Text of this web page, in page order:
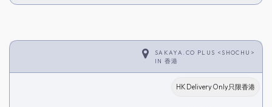
SAKAYA.CO PLUS <SHOCHU>
IN 香港
HK Delivery Only只限香港